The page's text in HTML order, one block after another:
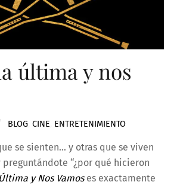
última y nos
BLOG, CINE ENTRETENIMIENTO
se sienten… y otras que se viven
“¿por qué hicieron
y Nos Vamoses exactamente